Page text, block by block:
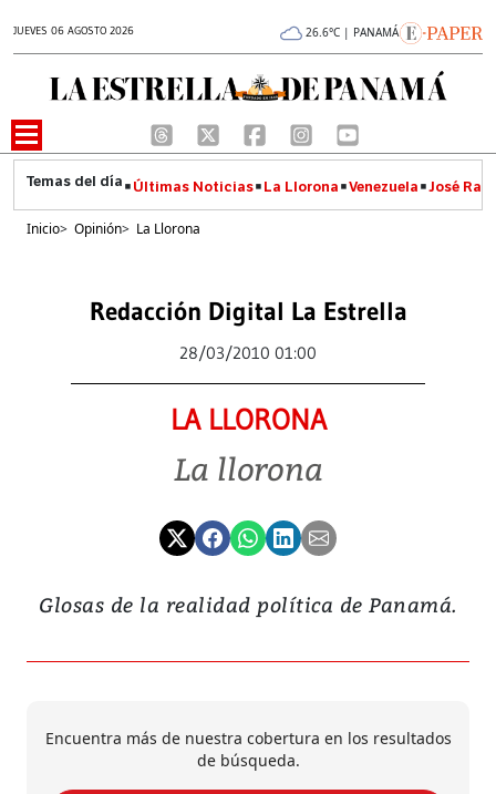
JUEVES 06 AGOSTO 2026 26.6°C | PANAMÁ
Últimas Noticias La Llorona Venezuela José
Inicio> Opinión> La Llorona
Redacción Digital La Estrella
28/03/2010 01:00
LA LLORONA
La llorona
Glosas de la realidad política de Panamá.
Encuentra más de nuestra cobertura en los resultados
de búsqueda.